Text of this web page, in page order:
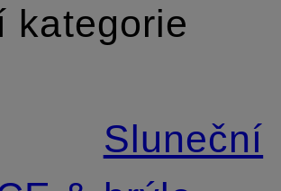
kategorie
Sluneční